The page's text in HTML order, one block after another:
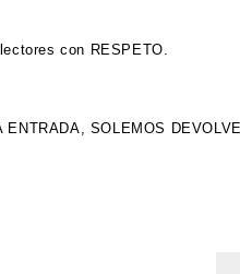
con RESPETO.
SOLEMOS